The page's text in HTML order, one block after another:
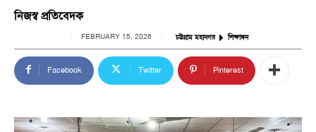
নিজস্ব প্রতিবেদক
FEBRUARY 15, 2026 চট্টগ্রাম মহানগর শিক্ষাঙ্গন
Facebook Twitter Pinterest